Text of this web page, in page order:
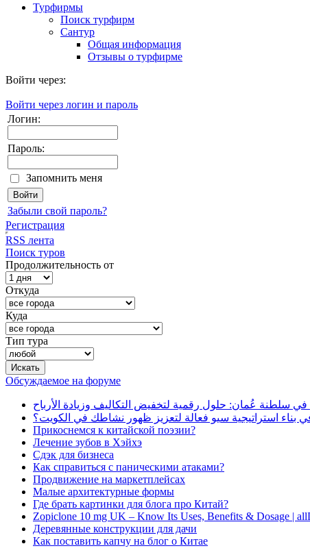
Турфирмы
Поиск турфирм
Сантур
Общая информация
Отзывы о турфирме
Войти через:
Войти через логин и пароль
Логин:
Пароль:
Запомнить меня
Забыли свой пароль?
Регистрация
RSS лента
Поиск туров
Продолжительность от
Откуда
Куда
Тип тура
Обсуждаемое на форуме
في سلطنة عُمان: حلول رقمية لتخفيض التكاليف وزيادة الأرباح
استراتيجية سيو فعالة لتعزيز ظهور نشاطك في الكويت؟
Прикоснемся к китайской поэзии?
Лечение зубов в Хэйхэ
Сдэк для бизнеса
Как справиться с паническими атаками?
Продвижение на маркетплейсах
Малые архитектурные формы
Где брать картинки для блога про Китай?
Zopiclone 10 mg UK – Know Its Uses, Benefits & Dosage |
Деревянные конструкции для дачи
Как поставить капчу на блог о Китае